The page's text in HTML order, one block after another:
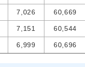
7,026 60,669
7,151 60,544
6,999 60,696